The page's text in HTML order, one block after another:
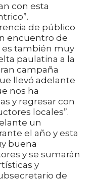
con esta
de público
encuentro de
también muy
paulatina a la
campaña
llevó adelante
nos ha
y regresar con
locales”.
un
el año y esta
buena
y se sumarán
y
de